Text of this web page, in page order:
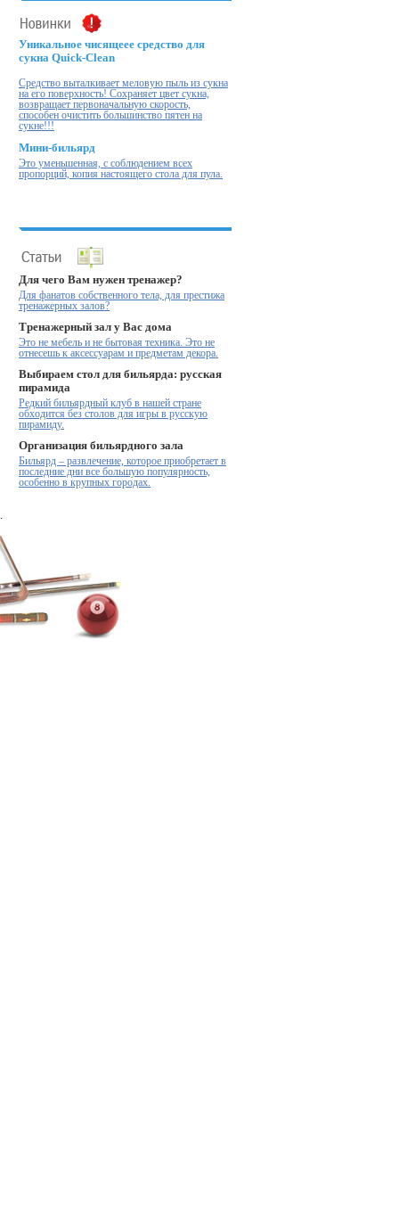
Уникальное чисящеее средство для
сукна Quick-Clean
Cредство выталкивает меловую пыль из сукна
на его поверхность! Cохраняет цвет сукна,
возвращает первоначальную скорость,
способен очистить большинство пятен на
сукне!!!
Мини-бильярд
Это уменьшенная, с соблюдением всех
пропорций, копия настоящего стола для пула.
Для чего Вам нужен тренажер?
Для фанатов собственного тела, для престижа
тренажерных залов?
Тренажерный зал у Вас дома
Это не мебель и не бытовая техника. Это не
отнесешь к аксессуарам и предметам декора.
Выбираем стол для бильярда: русская
пирамида
Редкий бильярдный клуб в нашей стране
обходится без столов для игры в русскую
пирамиду.
Организация бильярдного зала
Бильярд – развлечение, которое приобретает в
последние дни все большую популярность,
особенно в крупных городах.
.